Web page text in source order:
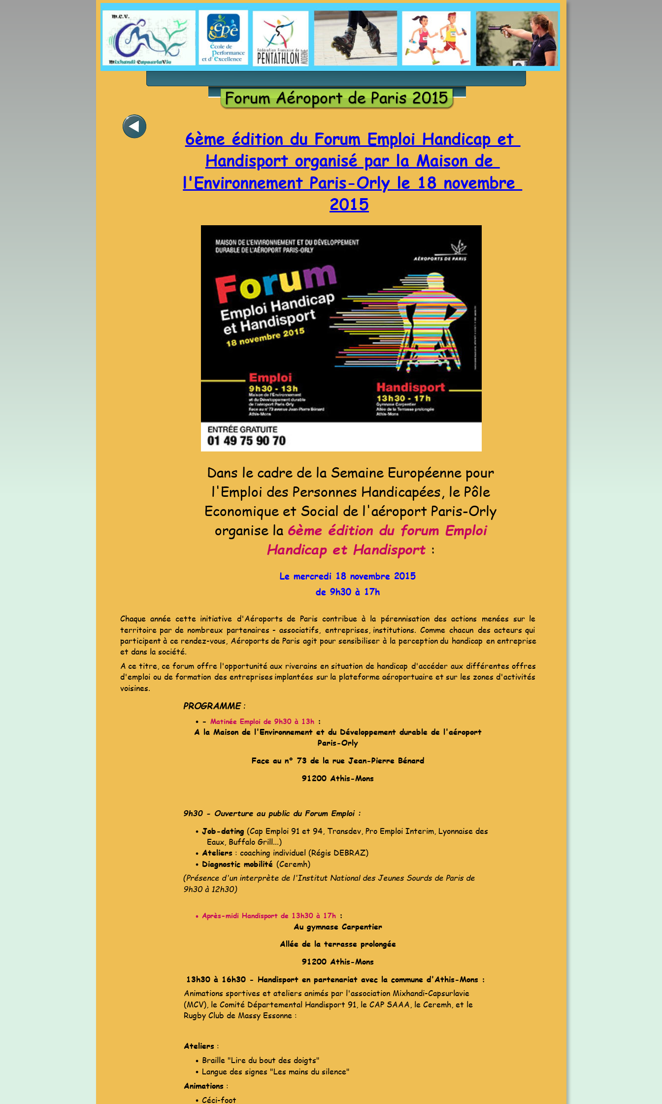
Forum Aéroport de Paris 2015
6ème édition du Forum Emploi Handicap et
Handisport organisé par la Maison de
l'Environnement Paris-Orly le 18 novembre
2015
Dans le cadre de la Semaine Européenne pour
l'Emploi des Personnes Handicapées, le Pôle
Economique et Social de l'aéroport Paris-Orly
organise la 6ème édition du forum Emploi
Handicap et Handisport :
Le mercredi 18 novembre 2015
de 9h30 à 17h
Chaque année cette initiative d'Aéroports de Paris contribue à la pérennisation des actions menées sur le
territoire par de nombreux partenaires - associatifs, entreprises, institutions. Comme chacun des acteurs qui
participent à ce rendez-vous, Aéroports de Paris agit pour sensibiliser à la perception du handicap en entreprise
et dans la société.
A ce titre, ce forum offre l'opportunité aux riverains en situation de handicap d'accéder aux différentes offres
d'emploi ou de formation des entreprises implantées sur la plateforme aéroportuaire et sur les zones d'activités
voisines.
PROGRAMME :
- Matinée Emploi de 9h30 à 13h :
A la Maison de l'Environnement et du Développement durable de l'aéroport
Paris-Orly
Face au n° 73 de la rue Jean-Pierre Bénard
91200 Athis-Mons
9h30 - Ouverture au public du Forum Emploi :
Job-dating (Cap Emploi 91 et 94, Transdev, Pro Emploi Interim, Lyonnaise des
Eaux, Buffalo Grill...)
Ateliers : coaching individuel (Régis DEBRAZ)
Diagnostic mobilité (Ceremh)
(Présence d'un interprète de l'Institut National des Jeunes Sourds de Paris de
9h30 à 12h30)
· Après-midi Handisport de 13h30 à 17h :
Au gymnase Carpentier
Allée de la terrasse prolongée
91200 Athis-Mons
13h30 à 16h30 - Handisport en partenariat avec la commune d'Athis-Mons :
Animations sportives et ateliers animés par l'association Mixhandi-Capsurlavie
(MCV), le Comité Départemental Handisport 91, le CAP SAAA, le Ceremh, et le
Rugby Club de Massy Essonne :
Ateliers :
Braille "Lire du bout des doigts"
Langue des signes "Les mains du silence"
Animations :
Céci-foot